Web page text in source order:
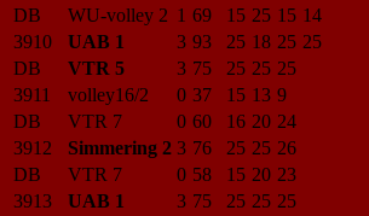
DB
WU-volley 2 1 69 15 25 15 14
3910
UAB 1 3 93 25 18 25 25
DB
VTR 5 3 75 25 25 25
3911
volley16/2 0 37 15 13 9
DB
VTR 7 0 60 16 20 24
3912
Simmering 2 3 76 25 25 26
DB
VTR 7 0 58 15 20 23
3913
UAB 1 3 75 25 25 25